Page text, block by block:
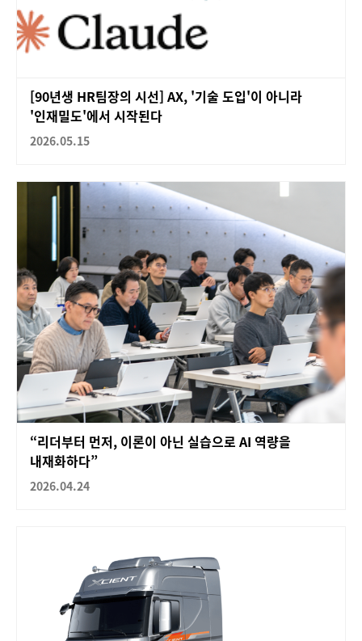
[90년생 HR팀장의 시선] AX, '기술 도입'이 아니라
'인재밀도'에서 시작된다
2026.05.15
“리더부터 먼저, 이론이 아닌 실습으로 AI 역량을
내재화하다”
2026.04.24